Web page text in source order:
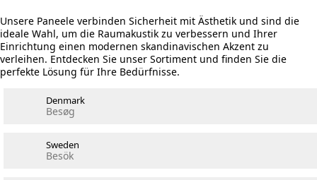
Unsere Paneele verbinden Sicherheit mit Ästhetik und sind die
ideale Wahl, um die Raumakustik zu verbessern und Ihrer
Einrichtung einen modernen skandinavischen Akzent zu
verleihen. Entdecken Sie unser Sortiment und finden Sie die
perfekte Lösung für Ihre Bedürfnisse.
Denmark
Besøg
Sweden
Besök